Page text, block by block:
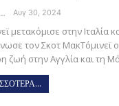
Αντώνης Μουστάκας Αυγ 30, 2024
μετακόμισε στην Ιταλία
τον Σκοτ ΜακΤόμινεϊ
ζωή στην Αγγλία και τη